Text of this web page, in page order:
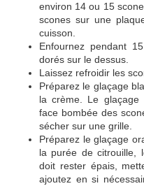
environ 14 ou 15
scones sur une
cuisson.
Enfournez pendant
dorés sur le dessus.
Laissez refroidir les
Préparez le glaçage
la crème. Le glaçage
face bombée des
sécher sur une grille.
Préparez le glaçage
la purée de citrouille,
doit rester épais,
ajoutez en si